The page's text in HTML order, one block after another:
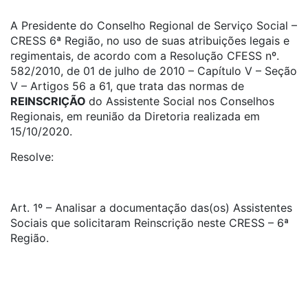
A Presidente do Conselho Regional de Serviço Social –
CRESS 6ª Região, no uso de suas atribuições legais e
regimentais, de acordo com a Resolução CFESS nº.
582/2010, de 01 de julho de 2010 – Capítulo V – Seção
V – Artigos 56 a 61, que trata das normas de
REINSCRIÇÃO do Assistente Social nos Conselhos
Regionais, em reunião da Diretoria realizada em
15/10/2020.
Resolve:
Art. 1º – Analisar a documentação das(os) Assistentes
Sociais que solicitaram Reinscrição neste CRESS – 6ª
Região.